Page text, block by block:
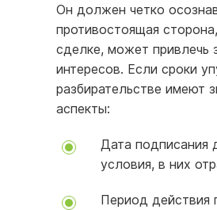
Он должен четко
противостоящая
сделке, может привлечь
интересов. Если сроки
разбирательстве имеют
аспекты:
Дата подписания
условия, в них
Период действия